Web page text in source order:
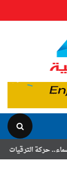
الترقيات